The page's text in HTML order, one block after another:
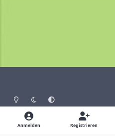
Heller ModusDunkler ModusSystemeinstellung
Design
Anmelden Registrieren